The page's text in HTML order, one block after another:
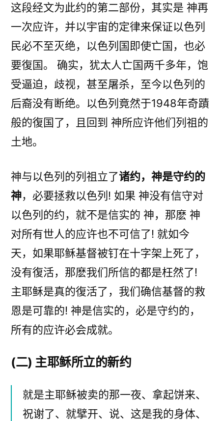
这段经文为此约的第二部份，其实是 神再
一次应许，并以宇宙的定律来保证以色列
民必不至灭绝，以色列国即使亡国，也必
要復国。 确实，犹太人亡国两千多年，饱
受逼迫，歧视，甚至屠杀，至今以色列的
后裔没有断绝。以色列竟然于1948年奇蹟
般的復国了，且回到 神所应许他们列祖的
土地。
神与以色列的列祖立了诸约，神是守约的
神，必要拯救以色列! 如果 神没有信守对
以色列的约，就不是信实的 神，那麽 神
对所有世人的应许也不可信了! 就如今
天，如果耶稣基督被钉在十字架上死了，
没有復活，那麽我们所信的都是枉然了!
主耶稣是真的復活了，我们确信基督的救
恩是可靠的! 神是信实的，必是守约的，
所有的应许必会成就。
(二) 主耶稣所立的新约
就是主耶稣被卖的那一夜、拿起饼来、
祝谢了、就擘开、说、这是我的身体、